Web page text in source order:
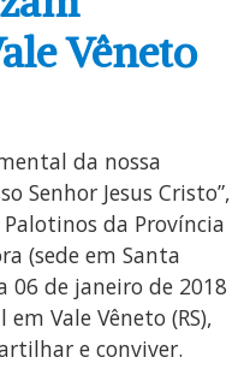
Vêneto
da nossa
Senhor Jesus Cristo”,
da Província
(sede em Santa
06 de janeiro de 2018
Vale Vêneto (RS),
e conviver.